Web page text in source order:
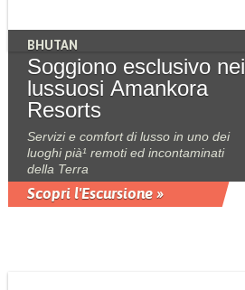
BHUTAN
Soggiono esclusivo nei
lussuosi Amankora
Resorts
Servizi e comfort di lusso in uno dei
luoghi pià¹ remoti ed incontaminati
della Terra
Scopri l'Escursione »